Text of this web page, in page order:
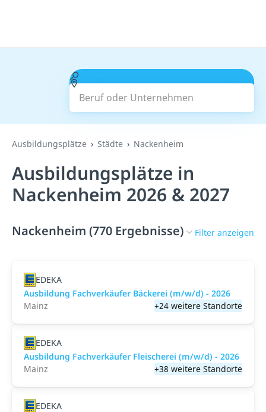
Beruf oder Unternehmen
Suchen
Ausbildungsplätze Städte Nackenheim
Ausbildungsplätze in
Nackenheim 2026 & 2027
Nackenheim (770 Ergebnisse) Filter anzeigen
EDEKA
Ausbildung Fachverkäufer Bäckerei (m/w/d) - 2026
Mainz
+24 weitere Standorte
EDEKA
Ausbildung Fachverkäufer Fleischerei (m/w/d) - 2026
Mainz
+38 weitere Standorte
EDEKA